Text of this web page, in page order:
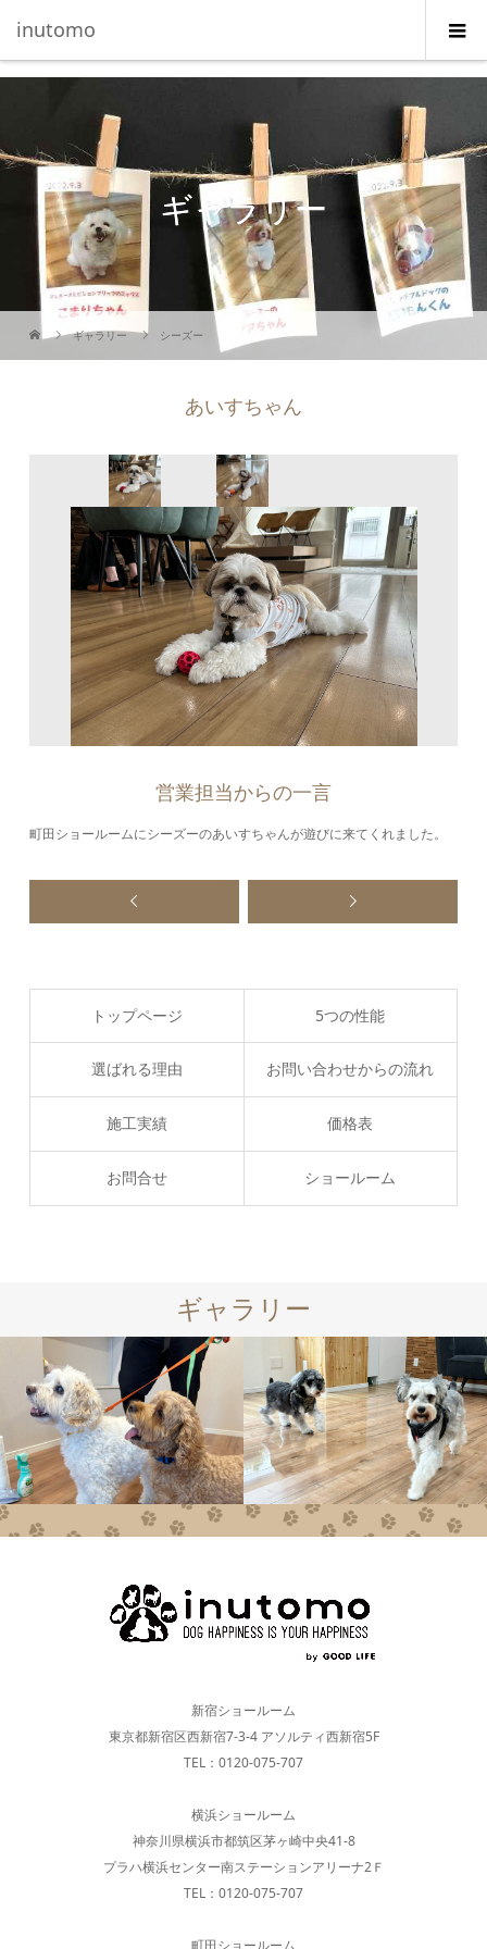
inutomo
ギャラリー
ギャラリー シーズー
あいすちゃん
営業担当からの一言
町田ショールームにシーズーのあいすちゃんが遊びに来てくれました。
トップページ 5つの性能
選ばれる理由 お問い合わせからの流れ
施工実績 価格表
お問合せ ショールーム
ギャラリー
新宿ショールーム
東京都新宿区西新宿7-3-4 アソルティ西新宿5F
TEL：0120-075-707
横浜ショールーム
神奈川県横浜市都筑区茅ヶ崎中央41-8
プラハ横浜センター南ステーションアリーナ2Ｆ
TEL：0120-075-707
町田ショールーム